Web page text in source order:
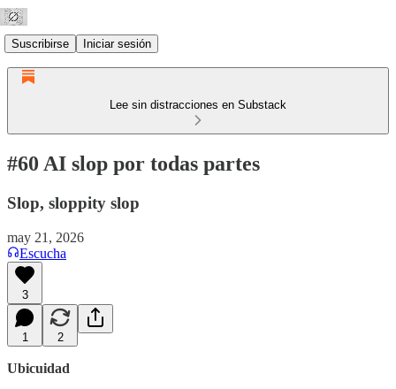
Suscribirse Iniciar sesión
Lee sin distracciones en Substack
#60 AI slop por todas partes
Slop, sloppity slop
may 21, 2026
Escucha
3
1 2
Ubicuidad